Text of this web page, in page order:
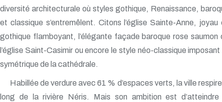
diversité architecturale où styles gothique, Renaissance,
et classique s’entremêlent. Citons l’église Sainte-Anne, joyau
gothique flamboyant, l’élégante façade baroque rose saumon
l’église Saint-Casimir ou encore le style néo-classique
symétrique de la cathédrale.
Habillée de verdure avec 61 % d’espaces verts, la ville
long de la rivière Néris. Mais son ambition est d’atteindre